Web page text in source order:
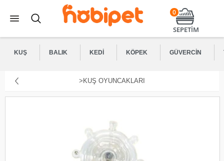
0
SEPETİM
KUŞ BALIK KEDI KÖPEK GÜVERCIN
>KUŞ OYUNCAKLARI